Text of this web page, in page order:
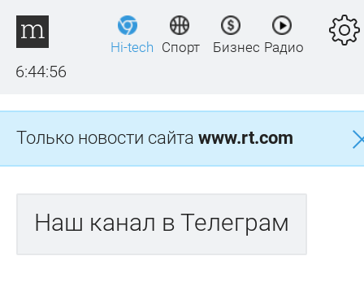
6:44:57
Hi-tech Спорт Бизнес Радио
Только новости сайта www.rt.com
Наш канал в Телеграм